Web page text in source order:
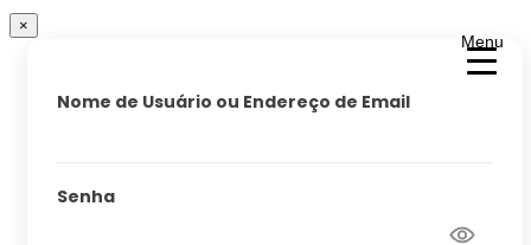
Menu
×
Nome de Usuário ou Endereço de Email
Senha